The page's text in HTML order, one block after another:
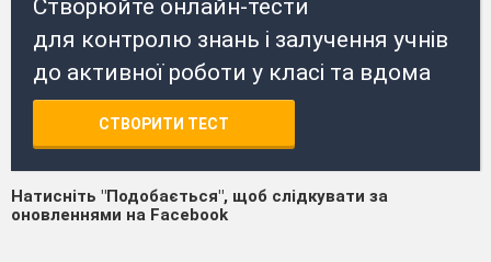
Створюйте онлайн-тести
для контролю знань і залучення учнів
до активної роботи у класі та вдома
СТВОРИТИ ТЕСТ
Натисніть "Подобається", щоб слідкувати за
оновленнями на Facebook